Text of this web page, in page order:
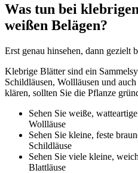
Was tun bei
weißen Belägen?
Erst genau hinsehen, dann gezielt
Klebrige Blätter sind ein
Schildläusen, Wollläusen und
klären, sollten Sie die Pflanze
Sehen Sie weiße,
Wollläuse
Sehen Sie kleine, feste
Schildläuse
Sehen Sie viele kleine,
Blattläuse